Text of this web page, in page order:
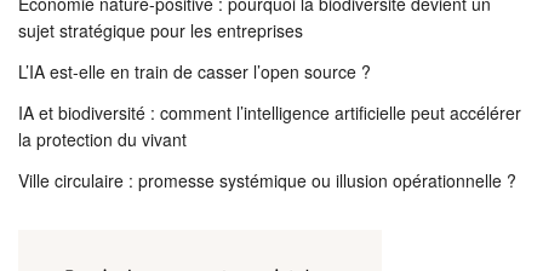
sujet stratégique pour les entreprises
L’IA est-elle en train de casser l’open source ?
IA et biodiversité : comment l’intelligence artificielle peut accélérer
la protection du vivant
Ville circulaire : promesse systémique ou illusion opérationnelle ?